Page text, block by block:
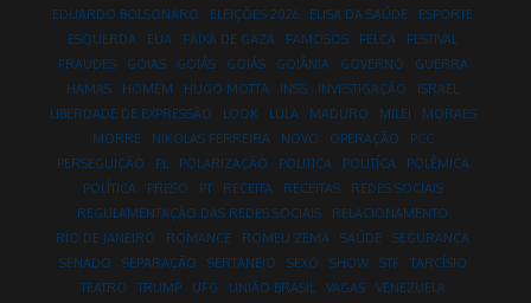
EDUARDO BOLSONARO
ELEIÇÕES 2026 ELISA DA SAÚDE
ESPORTE
ESQUERDA
EUA FAIXA DE GAZA FAMOSOS FELCA
FESTIVAL
FRAUDES
GOIAS GOIÁS GOIÁS GOIÂNIA GOVERNO
GUERRA
HAMAS
HOMEM HUGO MOTTA INSS INVESTIGAÇÃO
ISRAEL
LIBERDADE DE EXPRESSÃO
LOOK LULA MADURO MILEI
MORAES
MORRE
NIKOLAS FERREIRA NOVO OPERAÇÃO
PCC
PERSEGUIÇÃO
PL POLARIZAÇÃO POLITICA POLITÍCA
POLÊMICA
POLÍTICA
PRESO PT RECEITA RECEITAS
REDES SOCIAIS
REGULAMENTAÇÃO DAS REDES SOCIAIS
RELACIONAMENTO
RIO DE JANEIRO
ROMANCE ROMEU ZEMA SAÚDE
SEGURANÇA
SENADO
SEPARAÇÃO SERTANEJO SEXO SHOW STF
TARCÍSIO
TEATRO
TRUMP UFG UNIÃO BRASIL VAGAS
VENEZUELA